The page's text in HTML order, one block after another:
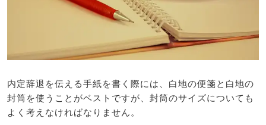
内定辞退を伝える手紙を書く際には、白地の便箋と白地の
封筒を使うことがベストですが、封筒のサイズについても
よく考えなければなりません。